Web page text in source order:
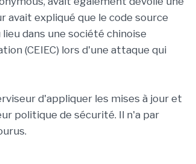
avait expliqué que le code source
dans une société chinoise
(CEIEC) lors d'une attaque qui
d'appliquer les mises à jour et
politique de sécurité. Il n'a par